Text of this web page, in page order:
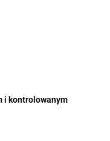
i kontrolowanym